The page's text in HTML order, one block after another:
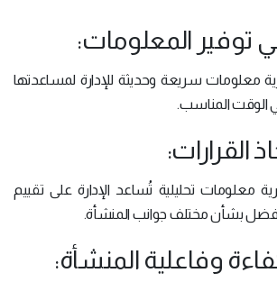
معلومات سريعة وحديثة للإدارة لمساعدتها
الوقت المناسب.
معلومات تحليلية تُساعد الإدارة على تقييم
أفضل بشأن مختلف جوانب المنشأة.